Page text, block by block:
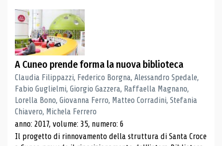
A Cuneo prende forma la nuova biblioteca
Claudia Filippazzi, Federico Borgna, Alessandro Spedale,
Fabio Guglielmi, Giorgio Gazzera, Raffaella Magnano,
Lorella Bono, Giovanna Ferro, Matteo Corradini, Stefania
Chiavero, Michela Ferrero
anno: 2017, volume: 35, numero: 6
Il progetto di rinnovamento della struttura di Santa Croce